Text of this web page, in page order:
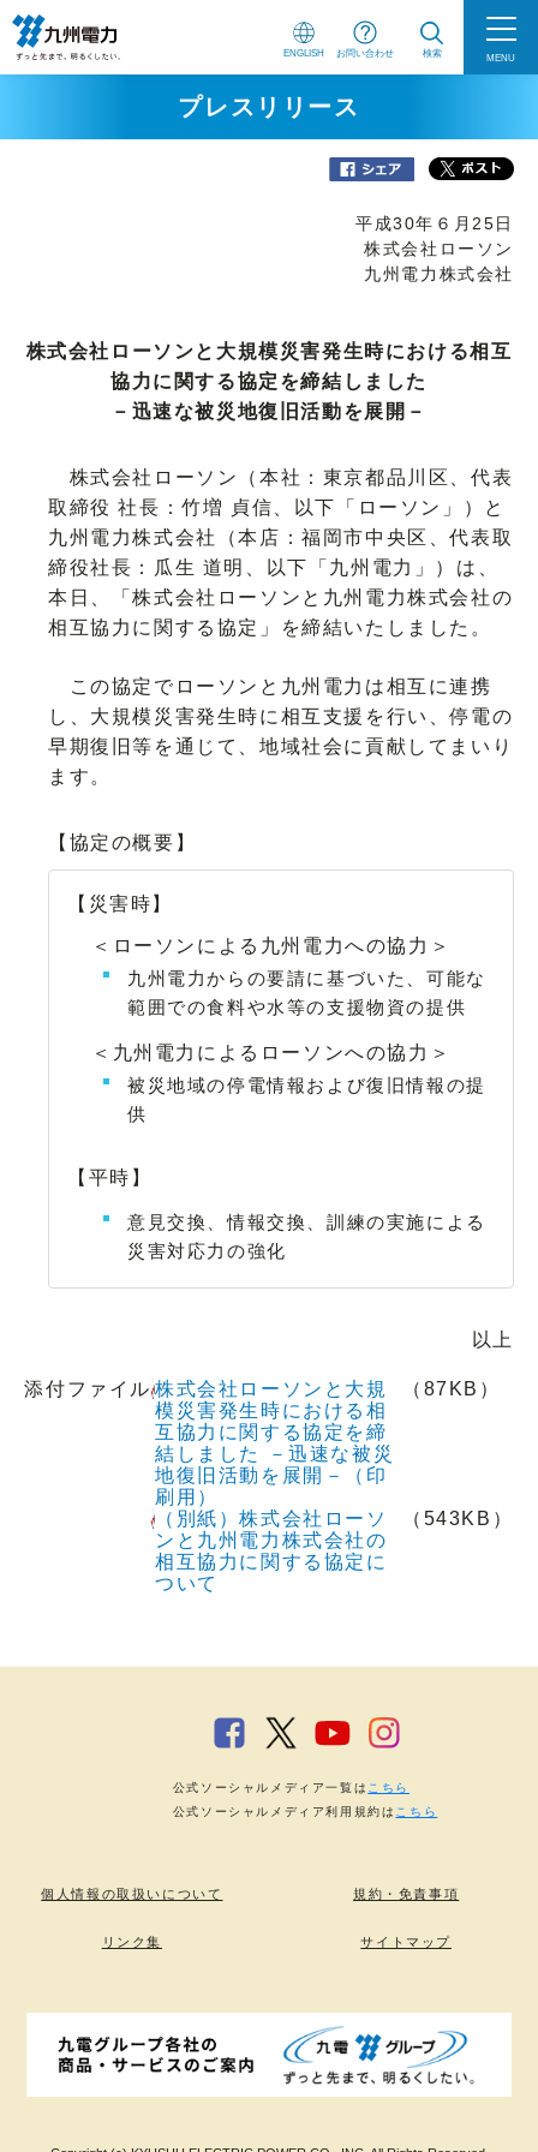
ENGLISH お問い合わせ 検索 MENU
プレスリリース
平成30年６月25日
株式会社ローソン
九州電力株式会社
株式会社ローソンと大規模災害発生時における相互
協力に関する協定を締結しました
－迅速な被災地復旧活動を展開－
株式会社ローソン（本社：東京都品川区、代表
取締役 社長：竹増 貞信、以下「ローソン」）と
九州電力株式会社（本店：福岡市中央区、代表取
締役社長：瓜生 道明、以下「九州電力」）は、
本日、「株式会社ローソンと九州電力株式会社の
相互協力に関する協定」を締結いたしました。
この協定でローソンと九州電力は相互に連携
し、大規模災害発生時に相互支援を行い、停電の
早期復旧等を通じて、地域社会に貢献してまいり
ます。
【協定の概要】
【災害時】
＜ローソンによる九州電力への協力＞
九州電力からの要請に基づいた、可能な
範囲での食料や水等の支援物資の提供
＜九州電力によるローソンへの協力＞
被災地域の停電情報および復旧情報の提
供
【平時】
意見交換、情報交換、訓練の実施による
災害対応力の強化
以上
添付ファイル 株式会社ローソンと大規
模災害発生時における相
互協力に関する協定を締
結しました －迅速な被災
地復旧活動を展開－（印
刷用）
（87KB）
（別紙）株式会社ローソ
ンと九州電力株式会社の
相互協力に関する協定に
ついて
（543KB）
個人情報の取扱いについて 規約・免責事項
リンク集 サイトマップ
公式ソーシャルメディア一覧は こちら
公式ソーシャルメディア利用規約は こちら